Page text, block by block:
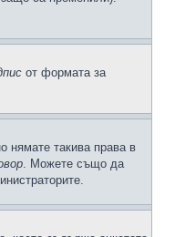
от формата за
нямате такива права в
. Можете също да